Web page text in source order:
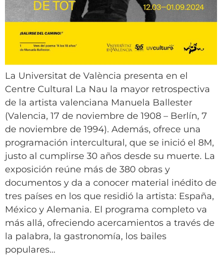
La Universitat de València presenta en el
Centre Cultural La Nau la mayor retrospectiva
de la artista valenciana Manuela Ballester
(Valencia, 17 de noviembre de 1908 – Berlín, 7
de noviembre de 1994). Además, ofrece una
programación intercultural, que se inició el 8M,
justo al cumplirse 30 años desde su muerte. La
exposición reúne más de 380 obras y
documentos y da a conocer material inédito de
tres países en los que residió la artista: España,
México y Alemania. El programa completo va
más allá, ofreciendo acercamientos a través de
la palabra, la gastronomía, los bailes
populares…